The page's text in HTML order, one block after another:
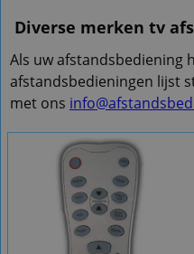
Diverse merken tv
Als uw afstandsbediening
afstandsbedieningen lijst
met ons